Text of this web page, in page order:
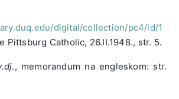
digital/collection/pc4/id/1
Pittsburg Catholic, 26.II.1948., str. 5.
., memorandum na engleskom: str.